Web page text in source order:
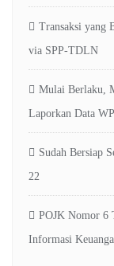
Transaksi yang
via SPP-TDLN
Mulai Berlaku,
Laporkan Data
Sudah Bersiap
22
POJK Nomor 6
Informasi